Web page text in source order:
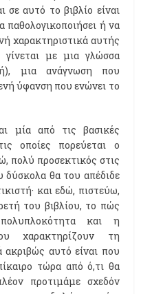
σε αυτό το βιβλίο είναι
ή να
χαρακτηριστικά αυτής
με μια γλώσσα
μια ανάγνωση που
ύφανση που ενώνει το
μία από τις βασικές
οποίες πορεύεται ο
πολύ προσεκτικός στις
δύσκολα θα του απέδιδε
και εδώ, πιστεύω,
του βιβλίου, το πώς
και η
χαρακτηρίζουν τη
αυτό είναι που
τώρα από ό,τι θα
προτιμάμε σχεδόν